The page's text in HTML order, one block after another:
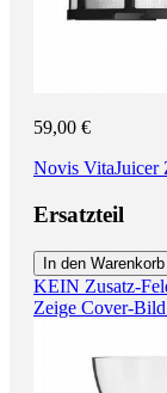
59,00 €
Novis VitaJuicer
Ersatzteil
In den Warenkorb
KEIN Zusatz-
Zeige Cover-